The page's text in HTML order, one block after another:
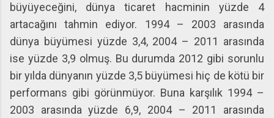
büyüyeceğini, dünya ticaret hacminin yüzde 4
artacağını tahmin ediyor. 1994 – 2003 arasında
dünya büyümesi yüzde 3,4, 2004 – 2011 arasında
ise yüzde 3,9 olmuş. Bu durumda 2012 gibi sorunlu
bir yılda dünyanın yüzde 3,5 büyümesi hiç de kötü bir
performans gibi görünmüyor. Buna karşılık 1994 –
2003 arasında yüzde 6,9, 2004 – 2011 arasında